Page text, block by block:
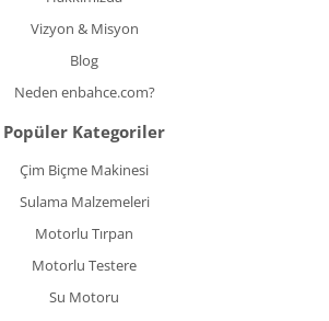
Vizyon & Misyon
Blog
Neden enbahce.com?
Popüler Kategoriler
Çim Biçme Makinesi
Sulama Malzemeleri
Motorlu Tırpan
Motorlu Testere
Su Motoru